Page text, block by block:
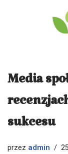
Media
sukcesu
przez admin